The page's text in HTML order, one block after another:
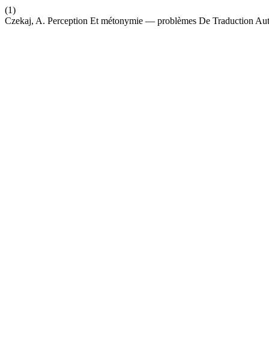
(1)
Czekaj, A. Perception Et métonymie — problèmes De Traduction